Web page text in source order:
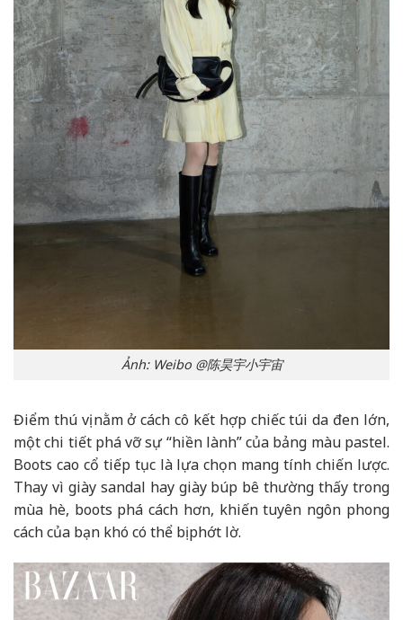
Ảnh: Weibo @陈昊宇小宇宙
Điểm thú vị nằm ở cách cô kết hợp chiếc túi da đen lớn,
một chi tiết phá vỡ sự “hiền lành” của bảng màu pastel.
Boots cao cổ tiếp tục là lựa chọn mang tính chiến lược.
Thay vì giày sandal hay giày búp bê thường thấy trong
mùa hè, boots phá cách hơn, khiến tuyên ngôn phong
cách của bạn khó có thể bị phớt lờ.